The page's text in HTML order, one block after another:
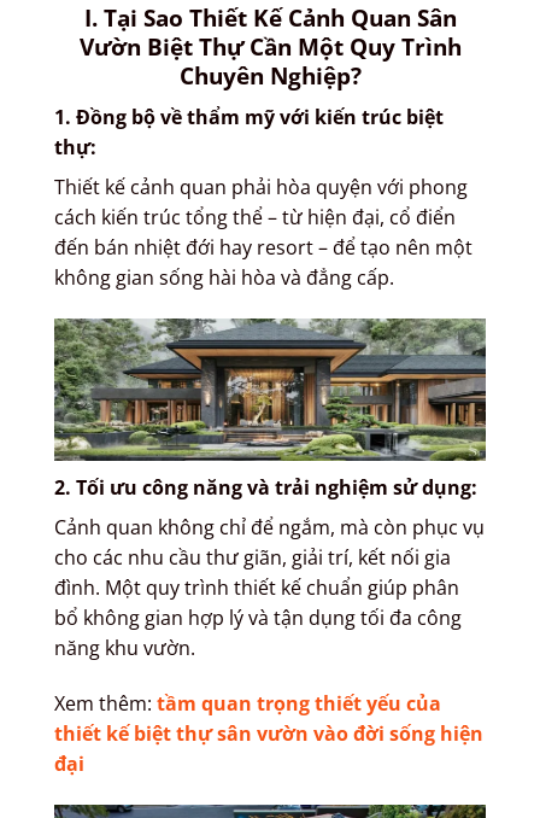
I. Tại Sao Thiết Kế Cảnh Quan Sân
Vườn Biệt Thự Cần Một Quy Trình
Chuyên Nghiệp?
1. Đồng bộ về thẩm mỹ với kiến trúc biệt
thự:
Thiết kế cảnh quan phải hòa quyện với phong
cách kiến trúc tổng thể – từ hiện đại, cổ điển
đến bán nhiệt đới hay resort – để tạo nên một
không gian sống hài hòa và đẳng cấp.
2. Tối ưu công năng và trải nghiệm sử dụng:
Cảnh quan không chỉ để ngắm, mà còn phục vụ
cho các nhu cầu thư giãn, giải trí, kết nối gia
đình. Một quy trình thiết kế chuẩn giúp phân
bổ không gian hợp lý và tận dụng tối đa công
năng khu vườn.
Xem thêm: tầm quan trọng thiết yếu của
thiết kế biệt thự sân vườn vào đời sống hiện
đại